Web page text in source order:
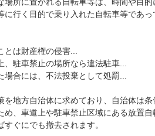
場所に置かれる自転車等は、時間や目
に行く目的で乗り入れた自転車等であ
とは財産権の侵害...
、駐車禁止の場所なら違法駐車...
場合には、不法投棄として処罰...
地方自治体に求めており、自治体は
め、車道上や駐車禁止区域にある放置
ぐにでも撤去されます。